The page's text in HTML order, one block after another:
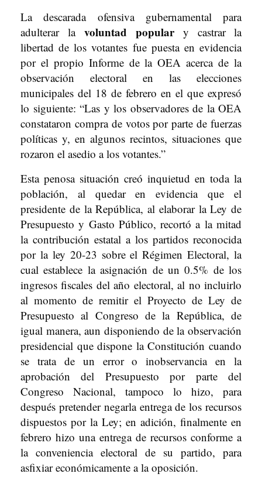
La descarada ofensiva gubernamental para
adulterar lavoluntad populary castrar la
libertad de los votantes fue puesta en evidencia
por el propio Informe de la OEA acerca de la
observación electoral en las elecciones
municipales del 18 de febrero en el que expresó
lo siguiente: “Las y los observadores de la OEA
constataron compra de votos por parte de fuerzas
políticas y, en algunos recintos, situaciones que
rozaron el asedio a los votantes.”
Esta penosa situación creó inquietud en toda la
población, al quedar en evidencia que el
presidente de la República, al elaborar la Ley de
Presupuesto y Gasto Público, recortó a la mitad
la contribución estatal a los partidos reconocida
por la ley 20-23 sobre el Régimen Electoral, la
cual establece la asignación de un 0.5% de los
ingresos fiscales del año electoral, al no incluirlo
al momento de remitir el Proyecto de Ley de
Presupuesto al Congreso de la República, de
igual manera, aun disponiendo de la observación
presidencial que dispone la Constitución cuando
se trata de un error o inobservancia en la
aprobación del Presupuesto por parte del
Congreso Nacional, tampoco lo hizo, para
después pretender negarla entrega de los recursos
dispuestos por la Ley; en adición, finalmente en
febrero hizo una entrega de recursos conforme a
la conveniencia electoral de su partido, para
asfixiar económicamente a la oposición.